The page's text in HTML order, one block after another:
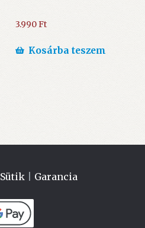
3.990Ft
Kosárba teszem
Sütik Garancia